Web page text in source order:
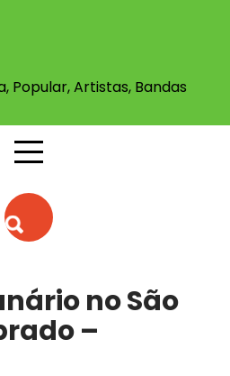
Popular, Artistas, Bandas
no São
–